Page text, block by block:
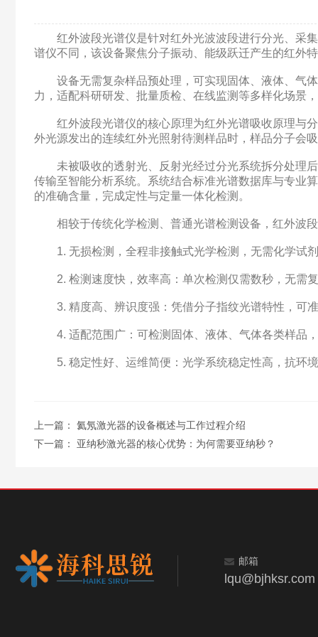
红外波段光谱仪是针对红外光波波段进行分光、采集
谱仪不同，该设备聚焦分子振动、能级跃迁产生的红外
设备无需复杂样品预处理，可实现固体、液体、气体
力，适配科研研发、批量质检、在线监测等多样化场景
红外波段光谱仪的核心原理为红外光谱吸收原理与分
外光源发出的连续红外光照射待测样品时，样品分子会
未被吸收的透射光、反射光经过分光系统拆分处理后
传输至智能分析系统。系统结合标准光谱数据库与专业
的准确含量，完成定性与定量一体化检测。
相较于传统化学检测、普通光谱检测设备，红外波段
1. 无损检测，全程非接触式光学检测，无需化学试剂
2. 检测速度快，效率高：单次检测仅需数秒，无需复
3. 精度高、辨识度强：凭借分子指纹光谱特性，可准
4. 适配范围广：可检测固体、液体、气体各类样品，
5. 稳定性好、运维简便：光学系统稳定性高，抗环境
上一篇： 氦氖激光器的设备概述与工作过程介绍
下一篇： 亚纳秒激光器的核心优势：为何需要亚纳秒？
邮箱
lqu@bjhksr.com